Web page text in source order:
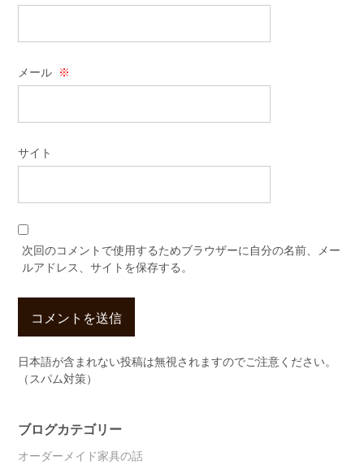
メール ※
サイト
次回のコメントで使用するためブラウザーに自分の名前、メー
ルアドレス、サイトを保存する。
日本語が含まれない投稿は無視されますのでご注意ください。
（スパム対策）
ブログカテゴリー
オーダーメイド家具の話